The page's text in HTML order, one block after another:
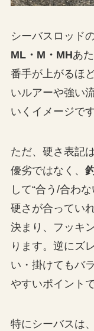
シーバスロッド
ML・M・MHあ
番手が上がるほ
いルアーや強い
いくイメージです
ただ、硬さ表記
優劣ではなく、
して“合う/合わ
硬さが合ってい
決まり、フッキ
ります。逆にズ
い・掛けてもバ
やすいポイント
特にシーバスは